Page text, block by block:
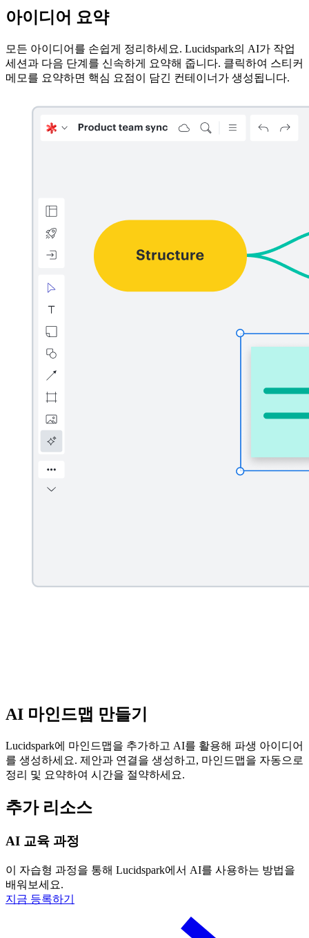
아이디어 요약
모든 아이디어를 손쉽게 정리하세요. Lucidspark의 AI가 작업
세션과 다음 단계를 신속하게 요약해 줍니다. 클릭하여 스티커
메모를 요약하면 핵심 요점이 담긴 컨테이너가 생성됩니다.
AI 마인드맵 만들기
Lucidspark에 마인드맵을 추가하고 AI를 활용해 파생 아이디어
를 생성하세요. 제안과 연결을 생성하고, 마인드맵을 자동으로
정리 및 요약하여 시간을 절약하세요.
추가 리소스
AI 교육 과정
이 자습형 과정을 통해 Lucidspark에서 AI를 사용하는 방법을
배워보세요.
지금 등록하기